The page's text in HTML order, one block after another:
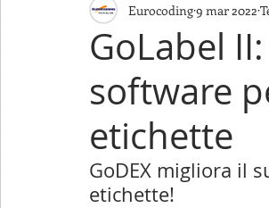
Excel Team
Mobility Edge Partner Meeting
GoLabel
software
etichette
Eurocoding9 mar 2022
GoDEX migliora il
etichette!